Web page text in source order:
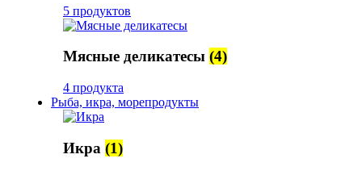
5 продуктов
Мясные деликатесы (4)
4 продукта
Рыба, икра, морепродукты
Икра (1)